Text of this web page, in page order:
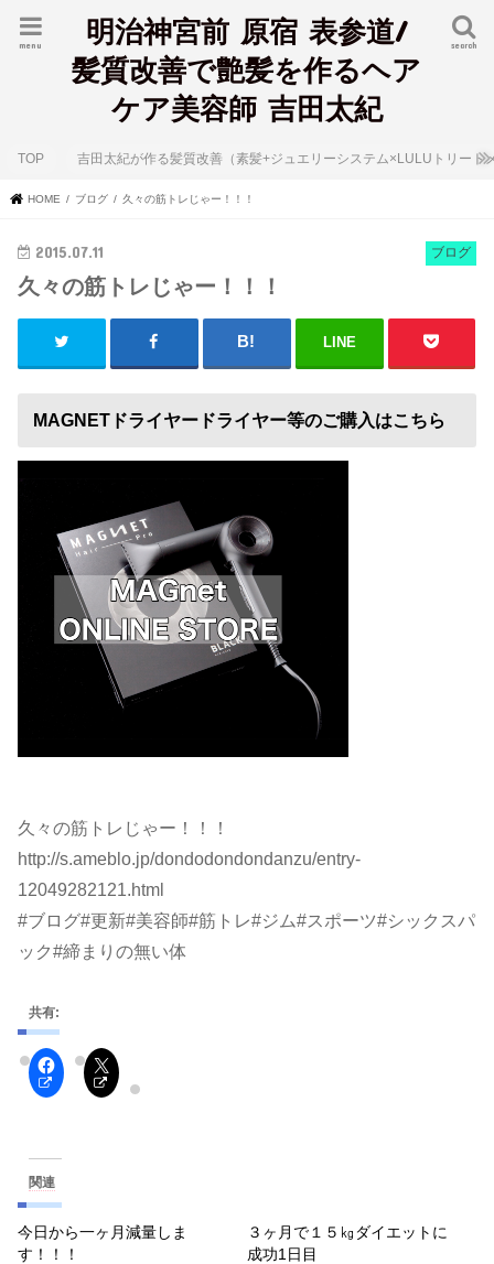
明治神宮前 原宿 表参道/
髪質改善で艶髪を作るヘア
ケア美容師 吉田太紀
search
menu
TOP 吉田太紀が作る髪質改善（素髪+ジュエリーシステム×LULUトリート
HOME ブログ 久々の筋トレじゃー！！！
ブログ
2015.07.11
久々の筋トレじゃー！！！
LINE
MAGNETドライヤードライヤー等のご購入はこちら
久々の筋トレじゃー！！！
http://s.ameblo.jp/dondodondondanzu/entry-
12049282121.html
#ブログ#更新#美容師#筋トレ#ジム#スポーツ#シックスパ
ック#締まりの無い体
共有:
関連
今日から一ヶ月減量しま
す！！！
３ヶ月で１５㎏ダイエットに
成功1日目